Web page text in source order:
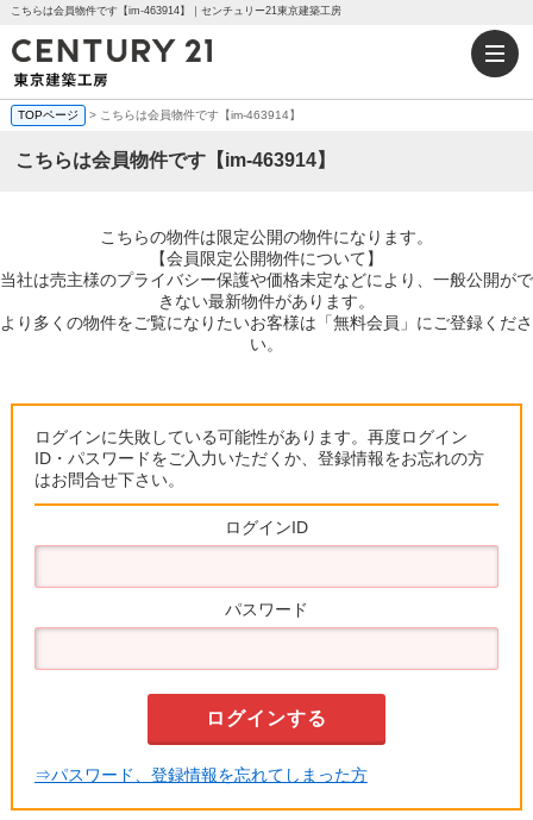
こちらは会員物件です【im-463914】｜センチュリー21東京建築工房
TOPページ > こちらは会員物件です【im-463914】
こちらは会員物件です【im-463914】
こちらの物件は限定公開の物件になります。
【会員限定公開物件について】
当社は売主様のプライバシー保護や価格未定などにより、一般公開がで
きない最新物件があります。
より多くの物件をご覧になりたいお客様は「無料会員」にご登録くださ
い。
ログインに失敗している可能性があります。再度ログイン
ID・パスワードをご入力いただくか、登録情報をお忘れの方
はお問合せ下さい。
ログインID
パスワード
⇒パスワード、登録情報を忘れてしまった方